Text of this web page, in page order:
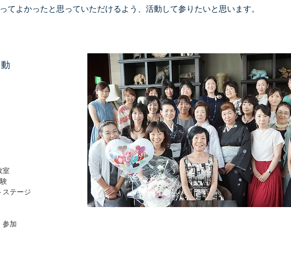
てよかったと思っていただけるよう、活動して参りたいと思います。
室
テージ
加